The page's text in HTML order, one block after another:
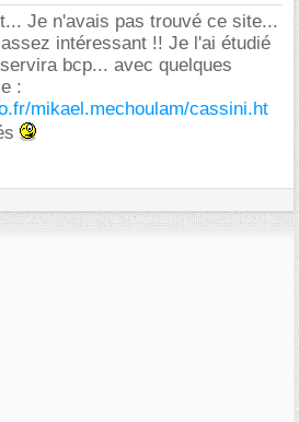
Je n'avais pas trouvé ce site...
intéressant !! Je l'ai étudié
bcp... avec quelques
:
mikael.mechoulam/cassini.ht